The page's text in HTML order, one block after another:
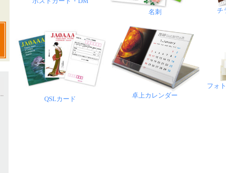
名刺
チ
QSLカード 卓上カレンダー
フォ